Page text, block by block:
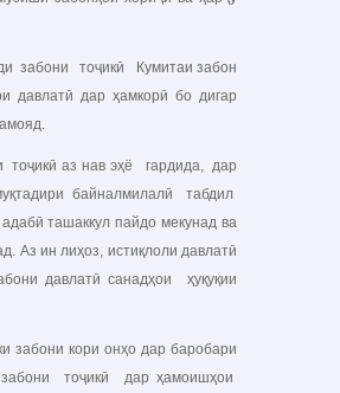
забони тоҷикӣ Кумитаи забон
давлатӣ дар ҳамкорӣ бо дигар
аз нав эҳё гардида, дар
байналмилалӣ табдил
ташаккул пайдо мекунад ва
Аз ин лиҳоз, истиқлоли давлатӣ
давлатӣ санадҳои ҳуқуқии
забони кори онҳо дар баробари
забони тоҷикӣ дар ҳамоишҳои